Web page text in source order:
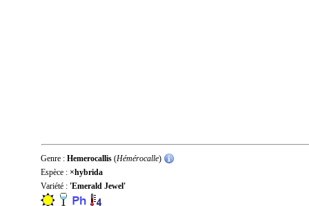
Genre : Hemerocallis (Hémérocalle)
Espèce : ×hybrida
Variété : 'Emerald Jewel'